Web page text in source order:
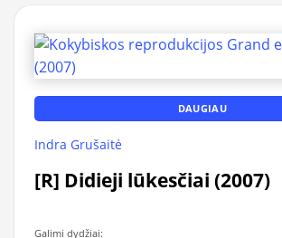
DAUGIAU
Indra Grušaitė
[R] Didieji lūkesčiai (2007)
Galimi dydžiai: